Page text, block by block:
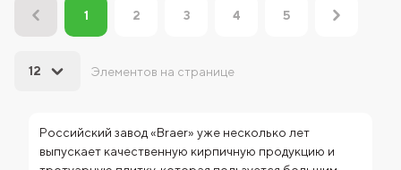
1 2 3 4 5
Элементов на странице
12
Российский завод «Braer» уже несколько лет
выпускает качественную кирпичную продукцию и